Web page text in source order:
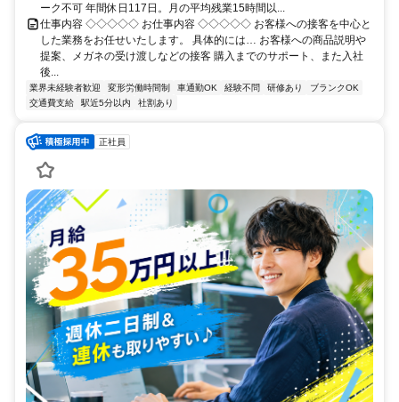
ーク不可 年間休日117日。月の平均残業15時間以...
仕事内容 ◇◇◇◇◇ お仕事内容 ◇◇◇◇◇ お客様への接客を中心と
した業務をお任せいたします。 具体的には… お客様への商品説明や
提案、メガネの受け渡しなどの接客 購入までのサポート、また入社
後...
業界未経験者歓迎 変形労働時間制 車通勤OK 経験不問 研修あり
ブランクOK
交通費支給
駅近5分以内 社割あり
正社員